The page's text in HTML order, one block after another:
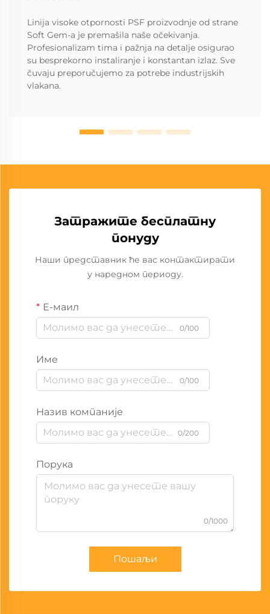
Linija visoke otpornosti PSF proizvodnje od strane
Soft Gem-a je premašila naše očekivanja.
Profesionalizam tima i pažnja na detalje osigurao
su besprekorno instaliranje i konstantan izlaz. Sve
čuvaju preporučujemo za potrebe industrijskih
vlakana.
Затражите бесплатну
понуду
Наши представник ће вас контактирати
у наредном периоду.
Е-маил
0/100
Име
0/100
Назив компаније
0/200
Порука
0/1000
Пошаљи